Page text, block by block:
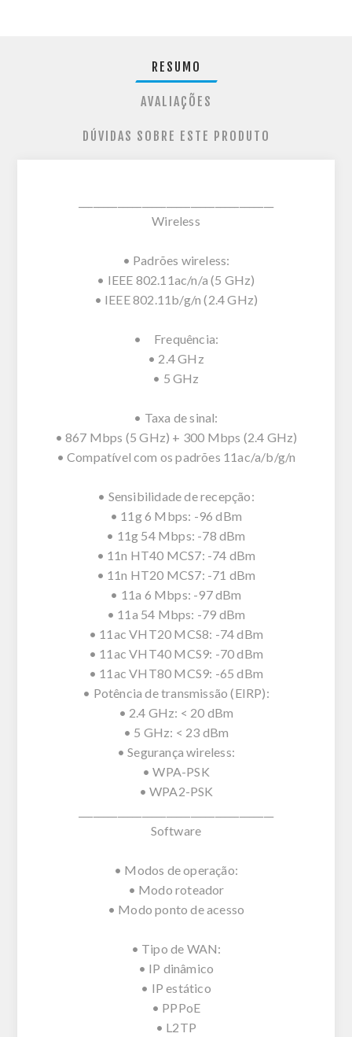
RESUMO
AVALIAÇÕES
DÚVIDAS SOBRE ESTE PRODUTO
Wireless
• Padrões wireless:
• IEEE 802.11ac/n/a (5 GHz)
• IEEE 802.11b/g/n (2.4 GHz)
• Frequência:
• 2.4 GHz
• 5 GHz
• Taxa de sinal:
• 867 Mbps (5 GHz) + 300 Mbps (2.4 GHz)
• Compatível com os padrões 11ac/a/b/g/n
• Sensibilidade de recepção:
• 11g 6 Mbps: -96 dBm
• 11g 54 Mbps: -78 dBm
• 11n HT40 MCS7: -74 dBm
• 11n HT20 MCS7: -71 dBm
• 11a 6 Mbps: -97 dBm
• 11a 54 Mbps: -79 dBm
• 11ac VHT20 MCS8: -74 dBm
• 11ac VHT40 MCS9: -70 dBm
• 11ac VHT80 MCS9: -65 dBm
• Potência de transmissão (EIRP):
• 2.4 GHz: < 20 dBm
• 5 GHz: < 23 dBm
• Segurança wireless:
• WPA-PSK
• WPA2-PSK
Software
• Modos de operação:
• Modo roteador
• Modo ponto de acesso
• Tipo de WAN:
• IP dinâmico
• IP estático
• PPPoE
• L2TP